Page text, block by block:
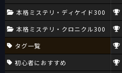
本格ミステリ・ディケイド300
本格ミステリ・クロニクル300
タグ一覧
初心者におすすめ